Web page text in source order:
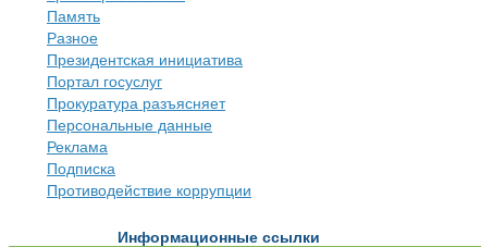
Память
Разное
Президентская инициатива
Портал госуслуг
Прокуратура разъясняет
Персональные данные
Реклама
Подписка
Противодействие коррупции
Информационные ссылки